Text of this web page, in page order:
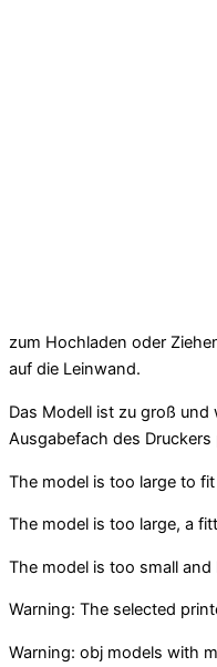
zum Hochladen oder
auf die Leinwand.
Das Modell ist zu groß
Ausgabefach des Druckers
The model is too large to
The model is too large, a
The model is too small and
Warning: The selected
Warning: obj models with